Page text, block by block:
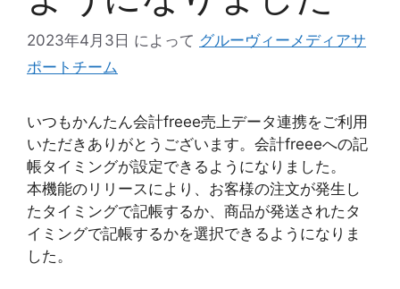
2023年4月3日 によって グルーヴィーメディアサ
ポートチーム
いつもかんたん会計freee売上データ連携をご利用
いただきありがとうございます。会計freeeへの記
帳タイミングが設定できるようになりました。
本機能のリリースにより、お客様の注文が発生し
たタイミングで記帳するか、商品が発送されたタ
イミングで記帳するかを選択できるようになりま
した。